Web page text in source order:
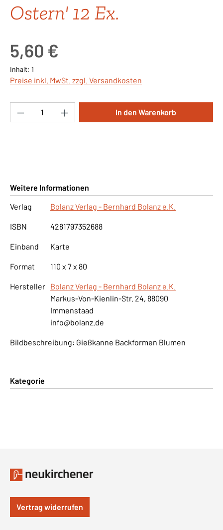
Ostern' 12 Ex.
5,60 €
Inhalt: 1
Preise inkl. MwSt. zzgl. Versandkosten
Produkt Anzahl: Gib den gewünschten
In den Warenkorb
Weitere Informationen
Verlag
Bolanz Verlag - Bernhard Bolanz e.K.
ISBN 4281797352688
Einband Karte
Format 110 x 7 x 80
Hersteller Bolanz Verlag - Bernhard Bolanz e.K.
Markus-Von-Kienlin-Str. 24, 88090
Immenstaad
info@bolanz.de
Bildbeschreibung: Gießkanne Backformen Blumen
Kategorie
Vertrag widerrufen